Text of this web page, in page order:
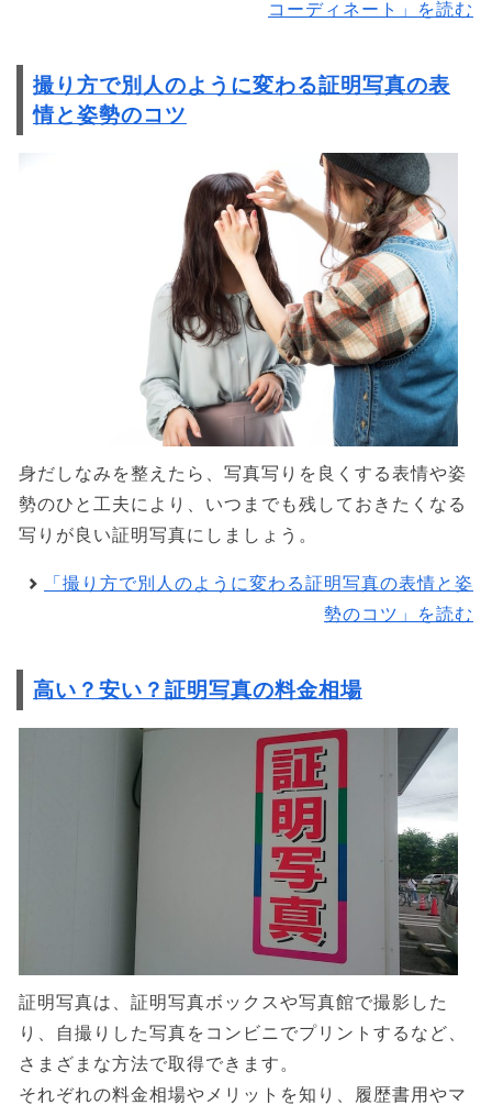
コーディネート」を読む
撮り方で別人のように変わる証明写真の表
情と姿勢のコツ
身だしなみを整えたら、写真写りを良くする表情や姿
勢のひと工夫により、いつまでも残しておきたくなる
写りが良い証明写真にしましょう。
「撮り方で別人のように変わる証明写真の表情と姿
勢のコツ」を読む
高い？安い？証明写真の料金相場
証明写真は、証明写真ボックスや写真館で撮影した
り、自撮りした写真をコンビニでプリントするなど、
さまざまな方法で取得できます。
それぞれの料金相場やメリットを知り、履歴書用やマ